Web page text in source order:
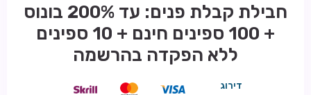
חבילת קבלת פנים: עד 200% בונוס
+ 100 ספינים חינם + 10 ספינים
ללא הפקדה בהרשמה
דירוג